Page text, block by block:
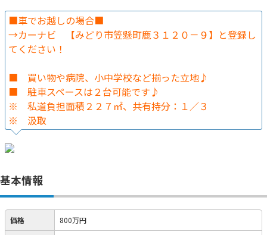
■車でお越しの場合■
→カーナビ 【みどり市笠懸町鹿３１２０－９】と登録し
てください！
■ 買い物や病院、小中学校など揃った立地♪
■ 駐車スペースは２台可能です♪
※ 私道負担面積２２７㎡、共有持分：１／３
※ 汲取
基本情報
価格 800万円